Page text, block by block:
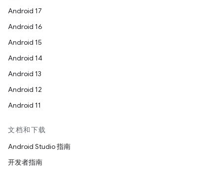
Android 17
Android 16
Android 15
Android 14
Android 13
Android 12
Android 11
文档和下载
Android Studio 指南
开发者指南